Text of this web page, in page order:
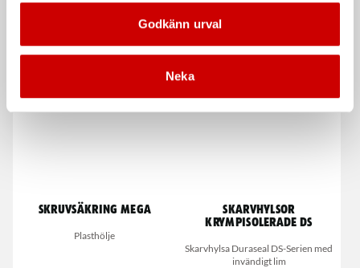
Godkänn urval
Neka
De som köpte, köpte även
Skruvsäkring Mega
Plasthölje
Skarvhylsor
Krympisolerade DS
Skarvhylsa Duraseal DS-Serien med
invändigt lim